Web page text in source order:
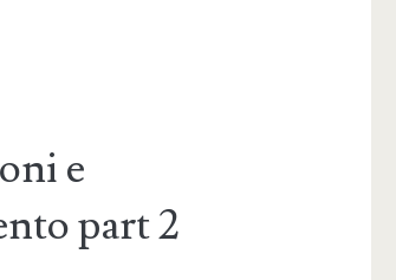
e
part 2